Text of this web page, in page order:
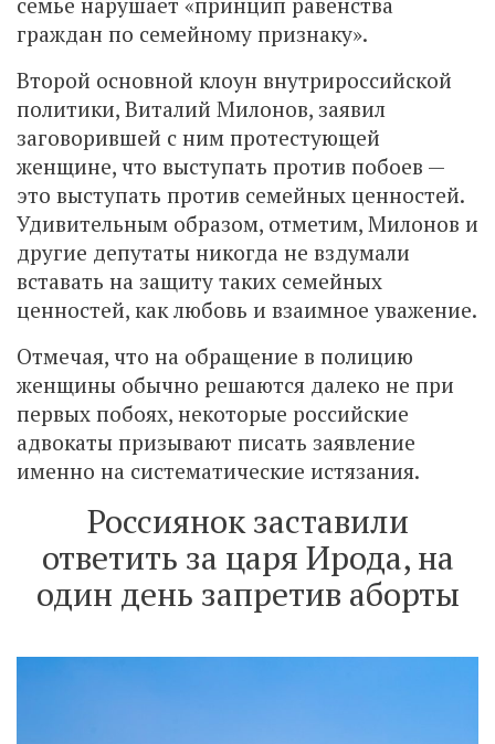
граждан по семейному признаку».
Второй основной клоун внутрироссийской
политики, Виталий Милонов, заявил
заговорившей с ним протестующей
женщине, что выступать против побоев —
это выступать против семейных ценностей.
Удивительным образом, отметим, Милонов и
другие депутаты никогда не вздумали
вставать на защиту таких семейных
ценностей, как любовь и взаимное уважение.
Отмечая, что на обращение в полицию
женщины обычно решаются далеко не при
первых побоях, некоторые российские
адвокаты призывают писать заявление
именно на систематические истязания.
Россиянок заставили
ответить за царя Ирода, на
один день запретив аборты